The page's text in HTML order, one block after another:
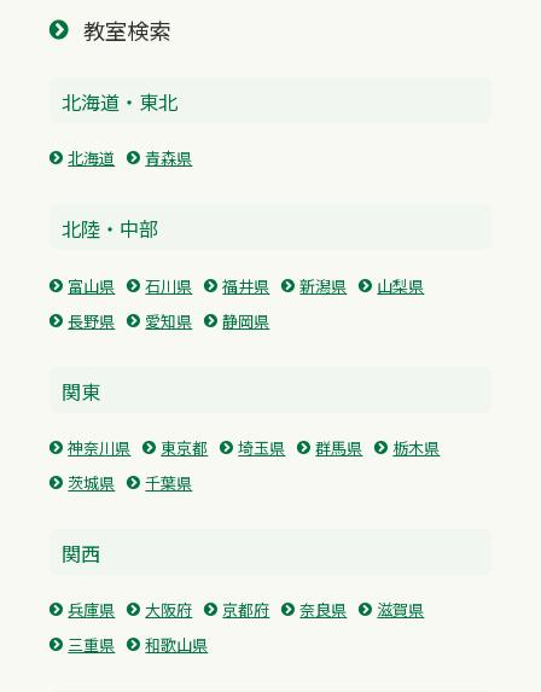
教室検索
北海道・東北
北海道 青森県
北陸・中部
富山県 石川県 福井県 新潟県
山梨県
長野県
愛知県 静岡県
関東
神奈川県 東京都 埼玉県 群馬県
栃木県
茨城県
千葉県
関西
兵庫県 大阪府 京都府 奈良県
滋賀県
三重県
和歌山県